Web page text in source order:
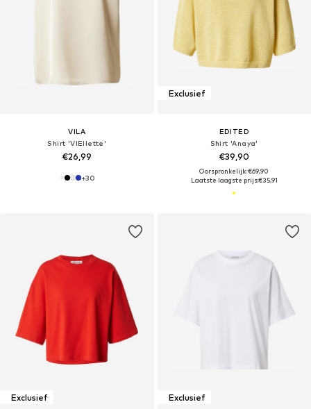
VILA
Shirt 'VIEllette'
€26,99
+30
Exclusief
EDITED
Shirt 'Anaya'
€39,90
Oorspronkelijk: €69,90
Laatste laagste prijs:€35,91
Exclusief Exclusief